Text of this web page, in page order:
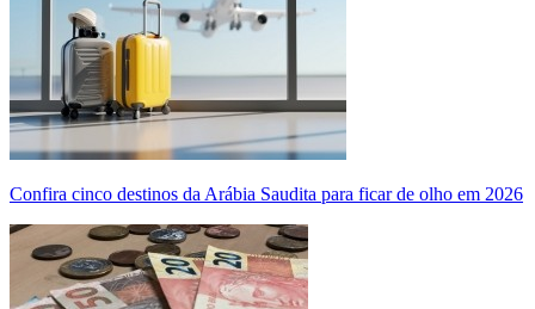
Confira cinco destinos da Arábia Saudita para ficar de olho em 2026